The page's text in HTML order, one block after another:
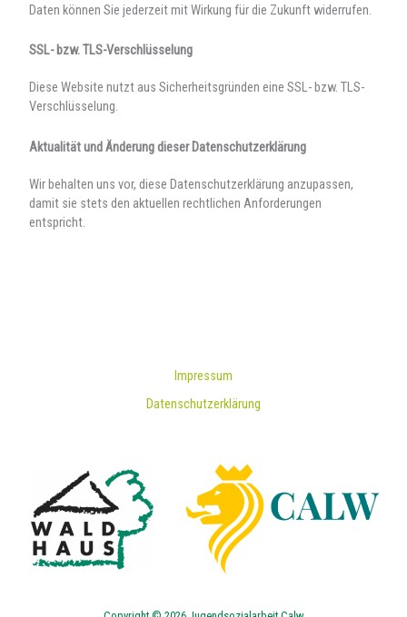
Daten können Sie jederzeit mit Wirkung für die Zukunft widerrufen.
SSL- bzw. TLS-Verschlüsselung
Diese Website nutzt aus Sicherheitsgründen eine SSL- bzw. TLS-
Verschlüsselung.
Aktualität und Änderung dieser Datenschutzerklärung
Wir behalten uns vor, diese Datenschutzerklärung anzupassen,
damit sie stets den aktuellen rechtlichen Anforderungen
entspricht.
Impressum
Datenschutzerklärung